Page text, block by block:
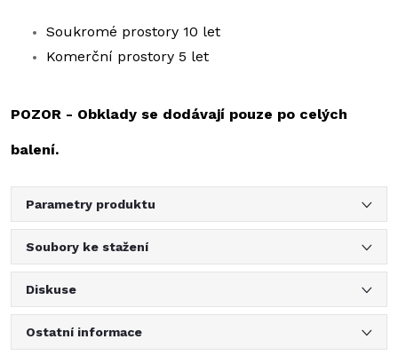
Soukromé prostory 10 let
Komerční prostory 5 let
POZOR - Obklady se dodávají pouze po celých
balení.
Parametry produktu
Soubory ke stažení
Diskuse
Ostatní informace